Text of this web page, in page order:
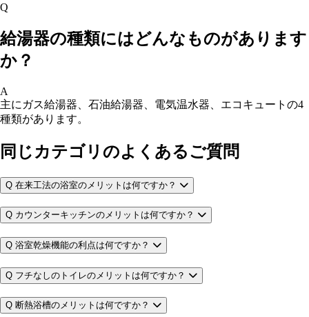
Q
給湯器の種類にはどんなものがあります
か？
A
主にガス給湯器、石油給湯器、電気温水器、エコキュートの4
種類があります。
同じカテゴリのよくあるご質問
Q 在来工法の浴室のメリットは何ですか？
Q カウンターキッチンのメリットは何ですか？
Q 浴室乾燥機能の利点は何ですか？
Q フチなしのトイレのメリットは何ですか？
Q 断熱浴槽のメリットは何ですか？